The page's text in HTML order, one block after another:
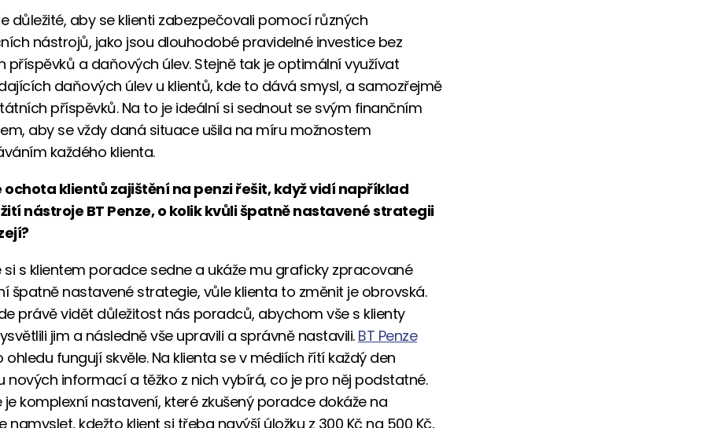
důležité, aby se klienti zabezpečovali pomocí různých
nástrojů, jako jsou dlouhodobé pravidelné investice bez
příspěvků a daňových úlev. Stejně tak je optimální využívat
daňových úlev u klientů, kde to dává smysl, a samozřejmě
příspěvků. Na to je ideální si sednout se svým finančním
aby se vždy daná situace ušila na míru možnostem
každého klienta.
ochota klientů zajištění na penzi řešit, když vidí například
nástroje BT Penze, o kolik kvůli špatně nastavené strategii
si s klientem poradce sedne a ukáže mu graficky zpracované
špatně nastavené strategie, vůle klienta to změnit je obrovská.
právě vidět důležitost nás poradců, abychom vše s klienty
jim a následně vše upravili a správně nastavili. BT Penze
fungují skvěle. Na klienta se v médiích řítí každý den
nových informací a těžko z nich vybírá, co je pro něj podstatné.
je komplexní nastavení, které zkušený poradce dokáže na
namyslet, kdežto klient si třeba navýší úložku z 300 Kč na 500 Kč,